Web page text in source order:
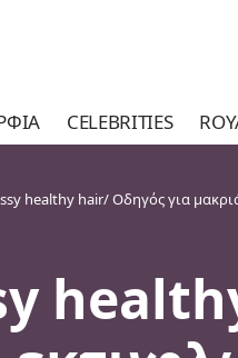
CELEBRITIES
healthy hair/ Οδηγός για